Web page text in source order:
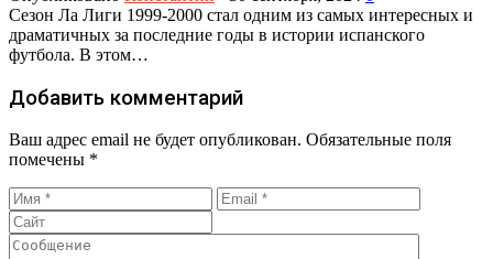
Сезон Ла Лиги 1999-2000 стал одним из самых интересных и
драматичных за последние годы в истории испанского
футбола. В этом…
Добавить комментарий
Ваш адрес email не будет опубликован. Обязательные поля
помечены *